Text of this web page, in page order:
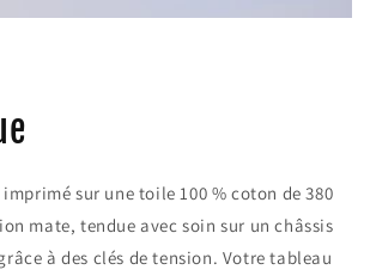
sur une toile 100 % coton de 380
mate, tendue avec soin sur un châssis
à des clés de tension. Votre tableau